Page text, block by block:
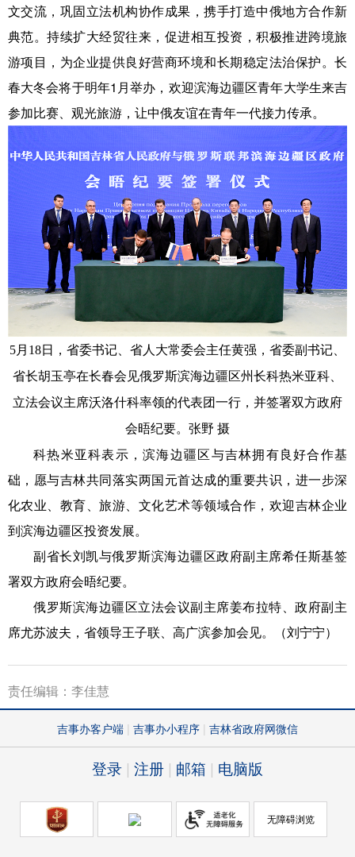
文交流，巩固立法机构协作成果，携手打造中俄地方合作新
典范。持续扩大经贸往来，促进相互投资，积极推进跨境旅
游项目，为企业提供良好营商环境和长期稳定法治保护。长
春大冬会将于明年1月举办，欢迎滨海边疆区青年大学生来吉
参加比赛、观光旅游，让中俄友谊在青年一代接力传承。
5月18日，省委书记、省人大常委会主任黄强，省委副书记、
省长胡玉亭在长春会见俄罗斯滨海边疆区州长科热米亚科、
立法会议主席沃洛什科率领的代表团一行，并签署双方政府
会晤纪要。 张野 摄
科热米亚科表示，滨海边疆区与吉林拥有良好合作基
础，愿与吉林共同落实两国元首达成的重要共识，进一步深
化农业、教育、旅游、文化艺术等领域合作，欢迎吉林企业
到滨海边疆区投资发展。
副省长刘凯与俄罗斯滨海边疆区政府副主席希任斯基签
署双方政府会晤纪要。
俄罗斯滨海边疆区立法会议副主席姜布拉特、政府副主
席尤苏波夫，省领导王子联、高广滨参加会见。（刘宁宁）
责任编辑：李佳慧